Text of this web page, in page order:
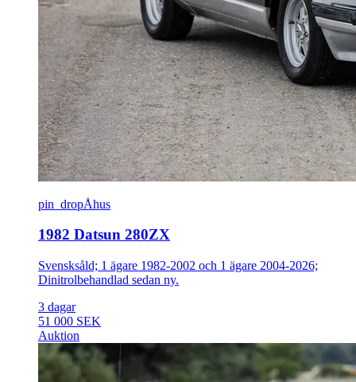
pin_dropÅhus
1982 Datsun 280ZX
Svensksåld; 1 ägare 1982-2002 och 1 ägare 2004-2026;
Dinitrolbehandlad sedan ny.
3 dagar
51 000 SEK
Auktion